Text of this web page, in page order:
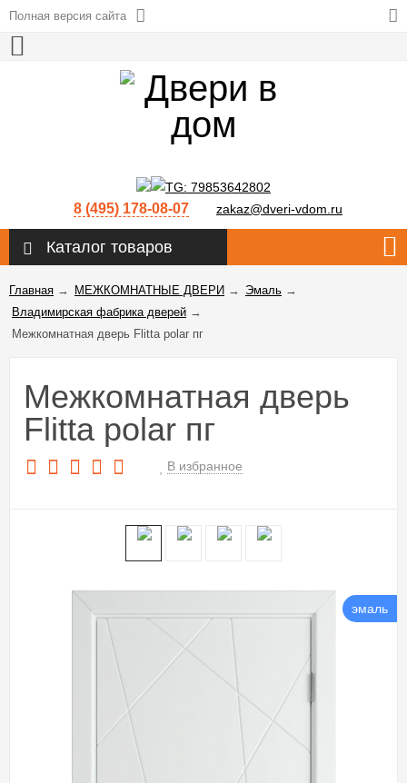
Полная версия сайта
8 (495) 178-08-07 zakaz@dveri-vdom.ru
Каталог товаров
Главная → МЕЖКОМНАТНЫЕ ДВЕРИ → Эмаль →
Владимирская фабрика дверей →
Межкомнатная дверь Flitta polar пг
Межкомнатная дверь
Flitta polar пг
В избранное
эмаль